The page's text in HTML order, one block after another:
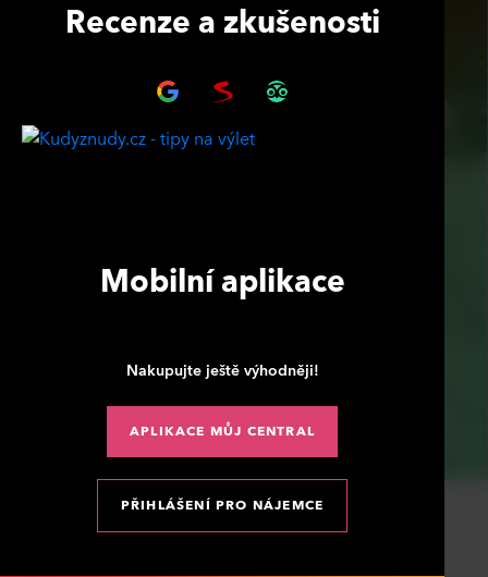
Recenze a zkušenosti
Mobilní aplikace
Nakupujte ještě výhodněji!
APLIKACE MŮJ CENTRAL
PŘIHLÁŠENÍ PRO NÁJEMCE